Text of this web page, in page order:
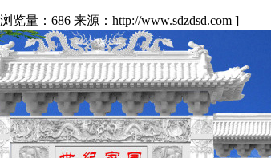
览量：686 来源：http://www.sdzdsd.com ]